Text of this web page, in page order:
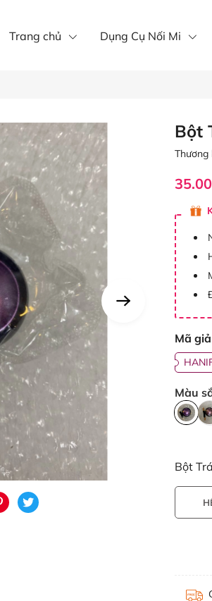
Trang chủ Dụng Cụ Nối Mi
Bột
Thương
Mã
Màu
Bột